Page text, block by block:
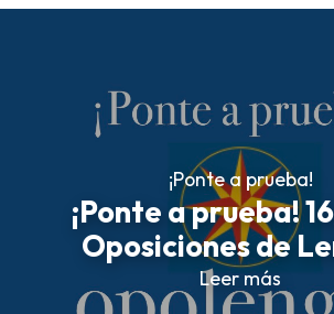
¡Ponte a prueba!
¡Ponte a prueba!
Oposiciones de
Leer más